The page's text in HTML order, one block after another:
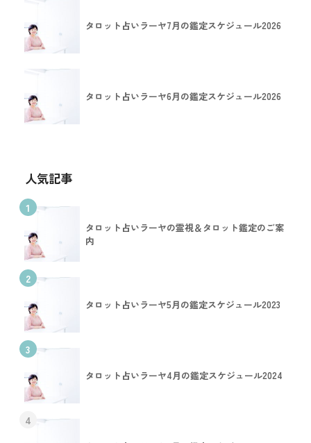
タロット占いラーヤ7月の鑑定スケジュール2026
タロット占いラーヤ6月の鑑定スケジュール2026
人気記事
1
タロット占いラーヤの霊視＆タロット鑑定のご案
内
2
タロット占いラーヤ5月の鑑定スケジュール2023
3
タロット占いラーヤ4月の鑑定スケジュール2024
4